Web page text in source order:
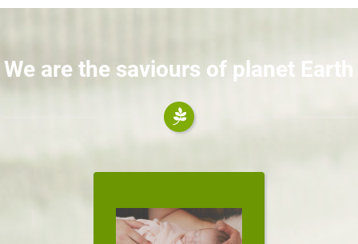
We are the saviours of planet Earth